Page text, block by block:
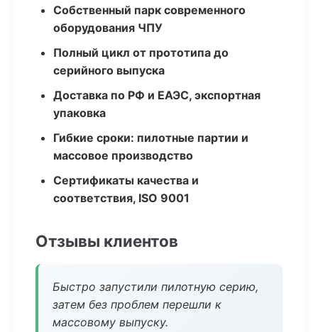
Собственный парк современного
оборудования ЧПУ
Полный цикл от прототипа до
серийного выпуска
Доставка по РФ и ЕАЭС, экспортная
упаковка
Гибкие сроки: пилотные партии и
массовое производство
Сертификаты качества и
соответствия, ISO 9001
Отзывы клиентов
Быстро запустили пилотную серию,
затем без проблем перешли к
массовому выпуску.